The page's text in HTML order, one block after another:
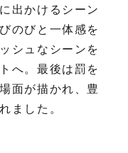
出かけるシーン
のびと一体感を
シュなシーンを
へ。最後は罰を
面が描かれ、豊
ました。